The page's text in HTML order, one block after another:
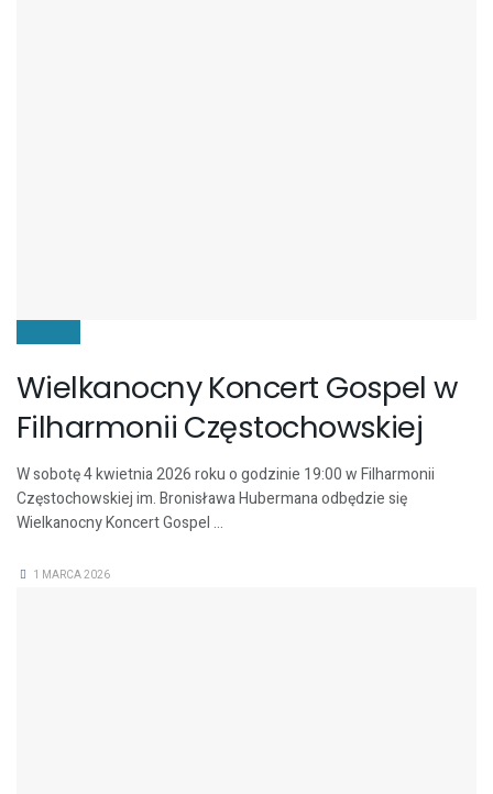
Wielkanocny Koncert Gospel w
Filharmonii Częstochowskiej
W sobotę 4 kwietnia 2026 roku o godzinie 19:00 w Filharmonii
Częstochowskiej im. Bronisława Hubermana odbędzie się
Wielkanocny Koncert Gospel ...
1 MARCA 2026